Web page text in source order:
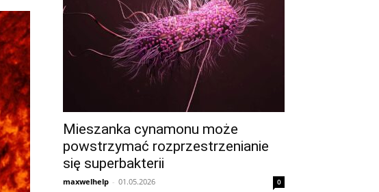
Mieszanka cynamonu może
powstrzymać rozprzestrzenianie
się superbakterii
maxwelhelp - 01.05.2026 0